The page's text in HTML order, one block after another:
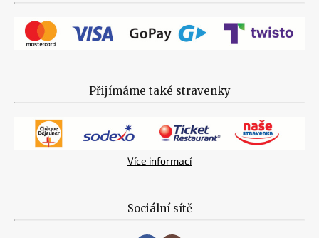
Přijímáme také stravenky
Více informací
Sociální sítě